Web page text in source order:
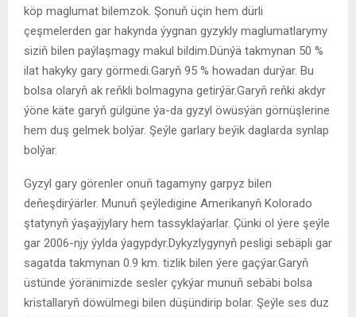
köp maglumat bilemzok. Şonuň üçin hem dürli
çeşmelerden gar hakynda ýygnan gyzykly maglumatlarymy
siziň bilen paýlaşmagy makul bildim.Dünýä takmynan 50 %
ilat hakyky gary görmedi.Garyň 95 % howadan durýar. Bu
bolsa olaryň ak reňkli bolmagyna getirýär.Garyň reňki akdyr
ýöne käte garyň gülgüne ýa-da gyzyl öwüsýän görnüşlerine
hem duş gelmek bolýar. Şeýle garlary beýik daglarda synlap
bolýar.
Gyzyl gary görenler onuň tagamyny garpyz bilen
deňeşdirýärler. Munuň şeýledigine Amerikanyň Kolorado
ştatynyň ýaşaýjylary hem tassyklaýarlar. Çünki ol ýere şeýle
gar 2006-njy ýylda ýagypdyr.Dykyzlygynyň pesligi sebäpli gar
sagatda takmynan 0.9 km. tizlik bilen ýere gaçýar.Garyň
üstünde ýöränimizde sesler çykýar munuň sebäbi bolsa
kristallaryň döwülmegi bilen düşündirip bolar. Şeýle ses duz